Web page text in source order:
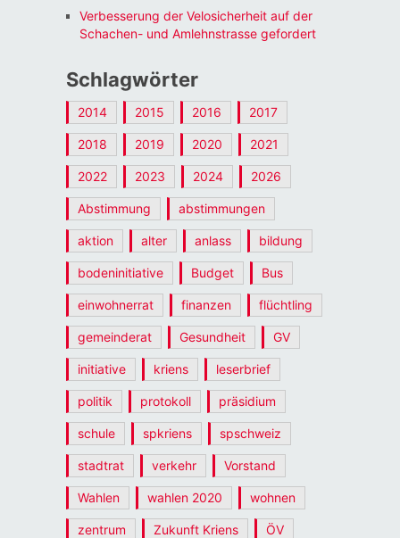
Verbesserung der Velosicherheit auf der
Schachen- und Amlehnstrasse gefordert
Schlagwörter
2014 2015 2016 2017
2018 2019 2020 2021
2022 2023 2024 2026
Abstimmung abstimmungen
aktion alter anlass bildung
bodeninitiative Budget Bus
einwohnerrat finanzen flüchtling
gemeinderat Gesundheit GV
initiative kriens leserbrief
politik protokoll präsidium
schule spkriens spschweiz
stadtrat verkehr Vorstand
Wahlen wahlen 2020 wohnen
zentrum Zukunft Kriens ÖV